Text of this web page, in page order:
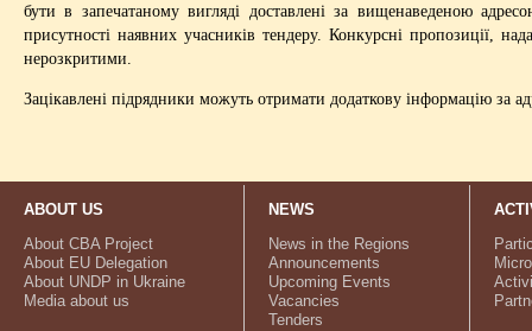
бути в запечатаному вигляді доставлені за вищенаведеною
присутності наявних учасників тендеру. Конкурсні пропозиції,
нерозкритими.
Зацікавлені підрядники можуть отримати додаткову інформацію за
ABOUT US
About CBA Project
About EU Delegation
About UNDP in Ukraine
Media about us
NEWS
News in the Regions
Announcements
Upcoming Events
Vacancies
Tenders